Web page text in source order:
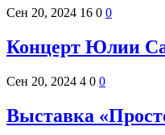
Сен 20, 2024 16 0 0
Концерт Юлии
Сен 20, 2024 4 0 0
Выставка